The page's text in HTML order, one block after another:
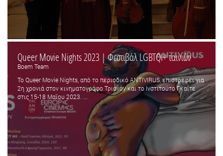
Queer Movie Nights 2023 | Φεστιβάλ LGBTQΙ+ ταινιών
Boem Team
To Queer Movie Nights, από το περιοδικό ANTIVIRUS, επιστρέφει για
2η χρονιά στον κινηματογράφο Τριανόν και το Ινστιτούτο Γκαίτε
στις 15-18 Μαΐου 2023. ...